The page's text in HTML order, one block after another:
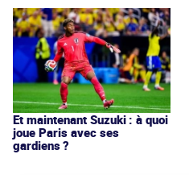
Et maintenant Suzuki : à quoi
joue Paris avec ses
gardiens ?